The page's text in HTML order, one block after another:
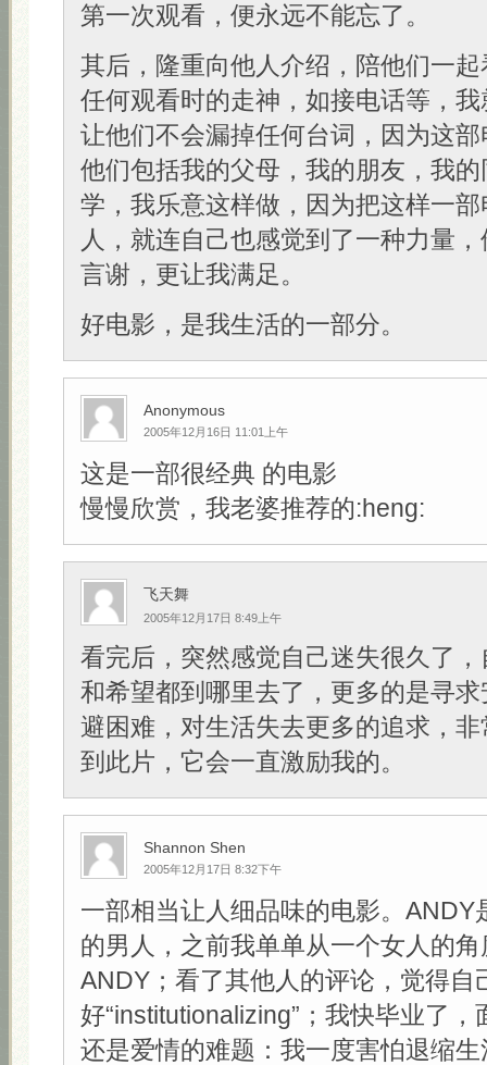
第一次观看，便永远不能忘了。
其后，隆重向他人介绍，陪他们一
任何观看时的走神，如接电话等，
让他们不会漏掉任何台词，因为这
他们包括我的父母，我的朋友，我
学，我乐意这样做，因为把这样一
人，就连自己也感觉到了一种力量
言谢，更让我满足。
好电影，是我生活的一部分。
Anonymous
2005年12月16日 11:01上午
这是一部很经典 的电影
慢慢欣赏，我老婆推荐的:heng:
飞天舞
2005年12月17日 8:49上午
看完后，突然感觉自己迷失很久了
和希望都到哪里去了，更多的是寻
避困难，对生活失去更多的追求，
到此片，它会一直激励我的。
Shannon Shen
2005年12月17日 8:32下午
一部相当让人细品味的电影。ANDY
的男人，之前我单单从一个女人的
ANDY；看了其他人的评论，觉得自
好“institutionalizing”；我快毕业了，
还是爱情的难题：我一度害怕退缩